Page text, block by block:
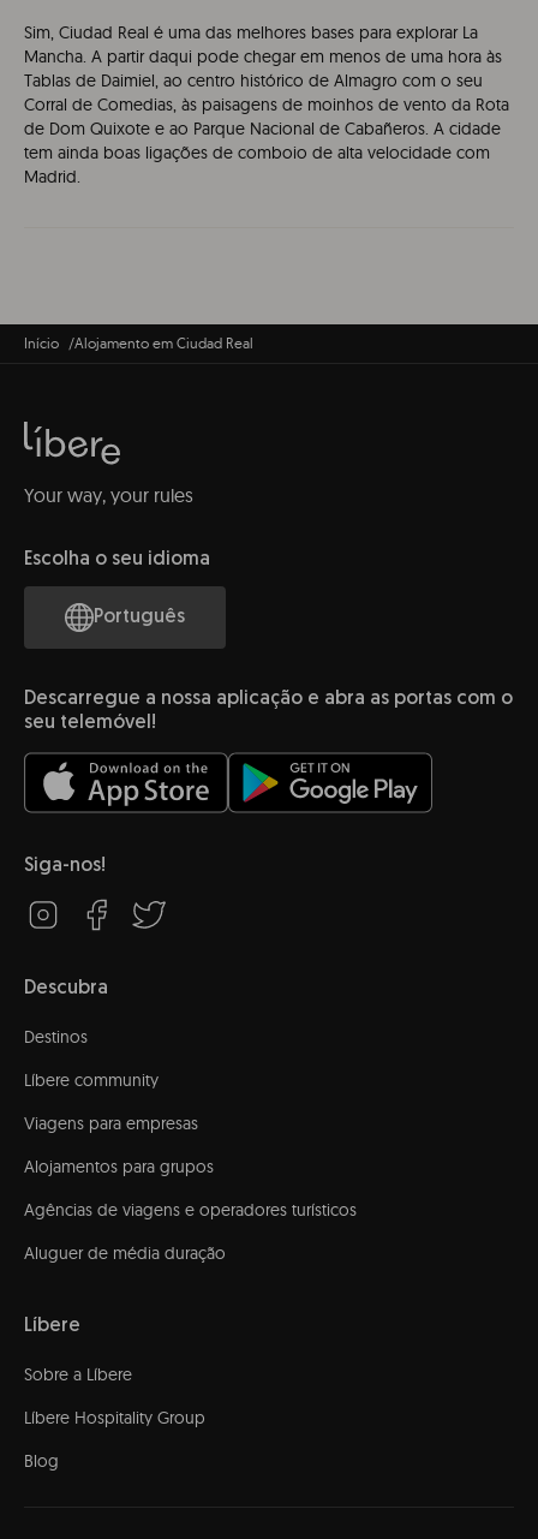
Sim, Ciudad Real é uma das melhores bases para explorar La
Mancha. A partir daqui pode chegar em menos de uma hora às
Tablas de Daimiel, ao centro histórico de Almagro com o seu
Corral de Comedias, às paisagens de moinhos de vento da Rota
de Dom Quixote e ao Parque Nacional de Cabañeros. A cidade
tem ainda boas ligações de comboio de alta velocidade com
Madrid.
Início Alojamento em Ciudad Real
Your way, your rules
Escolha o seu idioma
Português
Descarregue a nossa aplicação e abra as portas com o
seu telemóvel!
Siga-nos!
Descubra
Destinos
Líbere community
Viagens para empresas
Alojamentos para grupos
Agências de viagens e operadores turísticos
Aluguer de média duração
Líbere
Sobre a Líbere
Líbere Hospitality Group
Blog